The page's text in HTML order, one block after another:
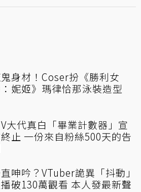
身材！Coser扮《勝利女
妮姬》瑪律恰那泳裝造型
大代真白「畢業計數器」宣
止 一份來自粉絲500天的告
呻吟？VTuber詭異「抖動」
破130萬觀看 本人發最新聲